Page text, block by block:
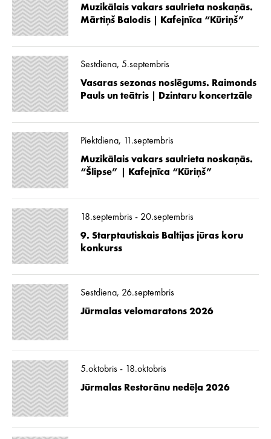
Muzikālais vakars saulrieta noskaņās.
Mārtiņš Balodis | Kafejnīca “Kūriņš”
Sestdiena, 5.septembris
Vasaras sezonas noslēgums. Raimonds
Pauls un teātris | Dzintaru koncertzāle
Piektdiena, 11.septembris
Muzikālais vakars saulrieta noskaņās.
“Šlipse” | Kafejnīca “Kūriņš”
18.septembris - 20.septembris
9. Starptautiskais Baltijas jūras koru
konkurss
Sestdiena, 26.septembris
Jūrmalas velomaratons 2026
5.oktobris - 18.oktobris
Jūrmalas Restorānu nedēļa 2026